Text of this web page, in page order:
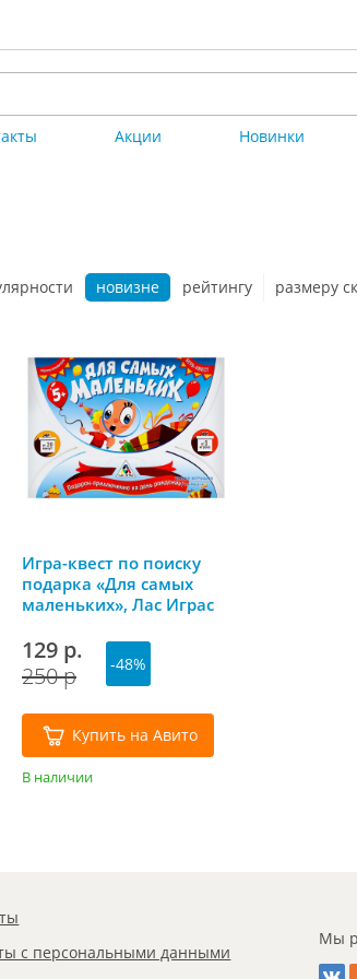
Акции Новинки
новизне рейтингу размеру
Игра-квест по поиску
подарка «Для самых
маленьких», Лас Играс
129 р.
250 р
-48%
Купить на Авито
В наличии
с персональными данными
Мы